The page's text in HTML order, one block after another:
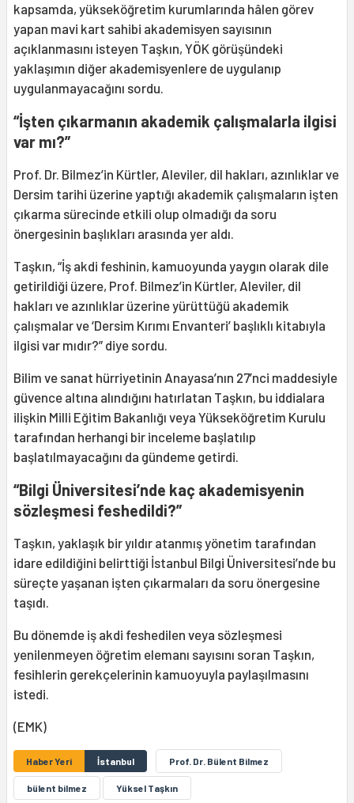
kapsamda, yükseköğretim kurumlarında hâlen görev
yapan mavi kart sahibi akademisyen sayısının
açıklanmasını isteyen Taşkın, YÖK görüşündeki
yaklaşımın diğer akademisyenlere de uygulanıp
uygulanmayacağını sordu.
“İşten çıkarmanın akademik çalışmalarla ilgisi
var mı?”
Prof. Dr. Bilmez’in Kürtler, Aleviler, dil hakları, azınlıklar ve
Dersim tarihi üzerine yaptığı akademik çalışmaların işten
çıkarma sürecinde etkili olup olmadığı da soru
önergesinin başlıkları arasında yer aldı.
Taşkın, “İş akdi feshinin, kamuoyunda yaygın olarak dile
getirildiği üzere, Prof. Bilmez’in Kürtler, Aleviler, dil
hakları ve azınlıklar üzerine yürüttüğü akademik
çalışmalar ve ‘Dersim Kırımı Envanteri’ başlıklı kitabıyla
ilgisi var mıdır?” diye sordu.
Bilim ve sanat hürriyetinin Anayasa’nın 27’nci maddesiyle
güvence altına alındığını hatırlatan Taşkın, bu iddialara
ilişkin Milli Eğitim Bakanlığı veya Yükseköğretim Kurulu
tarafından herhangi bir inceleme başlatılıp
başlatılmayacağını da gündeme getirdi.
“Bilgi Üniversitesi’nde kaç akademisyenin
sözleşmesi feshedildi?”
Taşkın, yaklaşık bir yıldır atanmış yönetim tarafından
idare edildiğini belirttiği İstanbul Bilgi Üniversitesi’nde bu
süreçte yaşanan işten çıkarmaları da soru önergesine
taşıdı.
Bu dönemde iş akdi feshedilen veya sözleşmesi
yenilenmeyen öğretim elemanı sayısını soran Taşkın,
fesihlerin gerekçelerinin kamuoyuyla paylaşılmasını
istedi.
(EMK)
Haber Yeri İstanbul Prof. Dr. Bülent Bilmez
bülent bilmez Yüksel Taşkın